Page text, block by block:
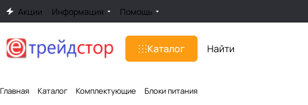
Акции Информация Помощь
Каталог
Главная Каталог Комплектующие Блоки питания